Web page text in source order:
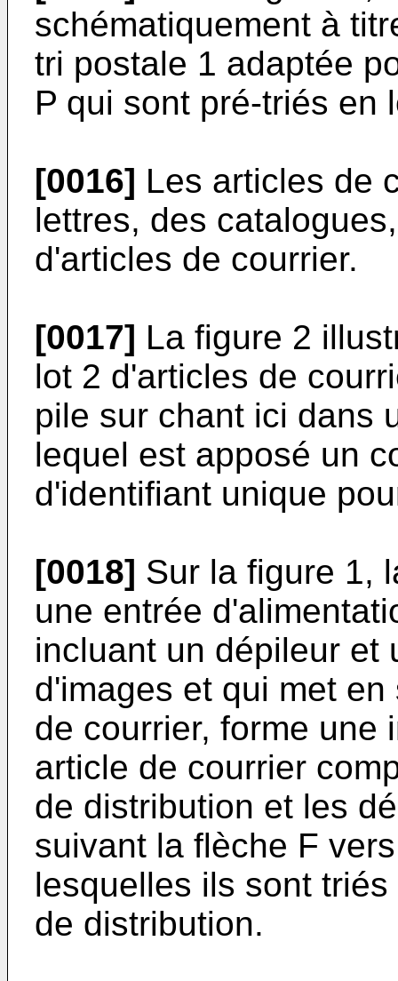
schématiquement à
tri postale 1 adaptée
P qui sont pré-triés en
[0016] Les articles de
lettres, des
d'articles de courrier.
[0017] La figure 2
lot 2 d'articles de
pile sur chant ici dans
lequel est apposé un
d'identifiant unique
[0018] Sur la figure 1,
une entrée
incluant un dépileur et
d'images et qui met
de courrier, forme une
article de courrier
de distribution et les
suivant la flèche F
lesquelles ils sont
de distribution.